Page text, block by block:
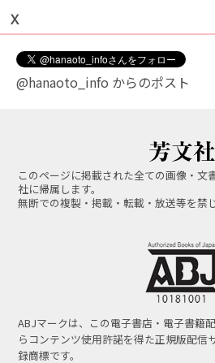
Ｘ
@hanaoto_info からのポスト
このページに掲載された全ての画像・文
社に帰属します。
無断での複製・掲載・転載・放送等を禁じ
ABJマークは、この電子書店・電子書籍
らコンテンツ使用許諾を得た正規版配信
録商標です。